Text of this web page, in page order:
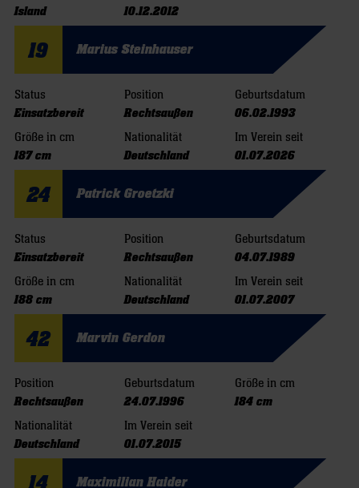
Island 10.12.2012
19 Marius Steinhauser
Status
Einsatzbereit
Position
Rechtsaußen
Geburtsdatum
06.02.1993
Größe in cm
187 cm
Nationalität
Deutschland
Im Verein seit
01.07.2026
24 Patrick Groetzki
Status
Einsatzbereit
Position
Rechtsaußen
Geburtsdatum
04.07.1989
Größe in cm
188 cm
Nationalität
Deutschland
Im Verein seit
01.07.2007
42 Marvin Gerdon
Position
Rechtsaußen
Geburtsdatum
24.07.1996
Größe in cm
184 cm
Nationalität
Deutschland
Im Verein seit
01.07.2015
Maximilian Haider